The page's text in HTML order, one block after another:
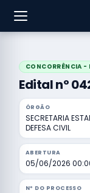
CONCORRÊNCIA -
Edital nº
ÓRGÃO
SECRETARIA
DEFESA CIVIL
ABERTURA
05/06/2026
Nº DO PROCESSO